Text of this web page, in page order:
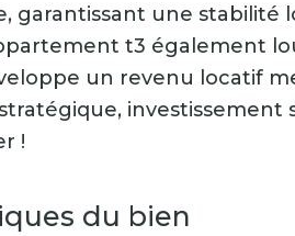
garantissant une stabilité
t3 également
un revenu locatif
!
du bien